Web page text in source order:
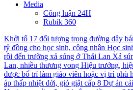
Media
Công luận 24H
Rubik 360
Khởi tố 17 đối tượng trong đường dây
tỷ đồng cho học sinh, công nhân Học
rồi đến trường xả súng ở Thái Lan Xả
Lan, nhiều thương vong Hiệu trưởng,
được bố trí làm giáo viên hoặc vị trí phù
áp thấp nhiệt đới, gió giật cấp 8 Dự án